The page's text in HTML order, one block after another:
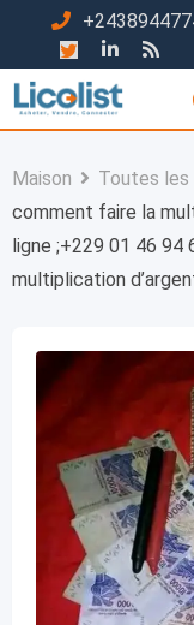
contenu
Maison Toutes les
comment faire la
ligne ;+229 01 46 94
multiplication